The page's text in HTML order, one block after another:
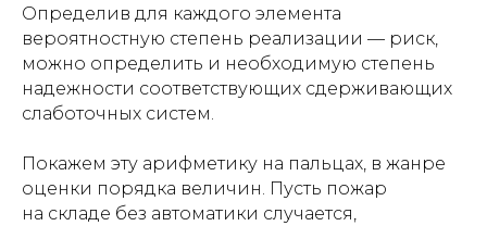
Определив для каждого элемента
вероятностную степень реализации — риск,
можно определить и необходимую степень
надежности соответствующих сдерживающих
слаботочных систем.
Покажем эту арифметику на пальцах, в жанре
оценки порядка величин. Пусть пожар
на складе без автоматики случается,